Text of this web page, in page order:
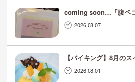
coming soon…「腹ペコ
2026.08.07
【バイキング】8月のス
2026.08.01